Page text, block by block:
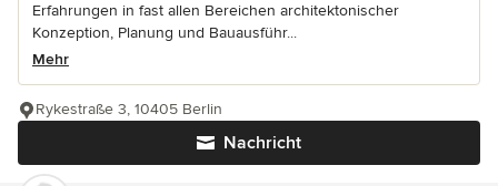
Erfahrungen in fast allen Bereichen architektonischer
Konzeption, Planung und Bauausführ...
Mehr
Nachricht
Rykestraße 3, 10405 Berlin